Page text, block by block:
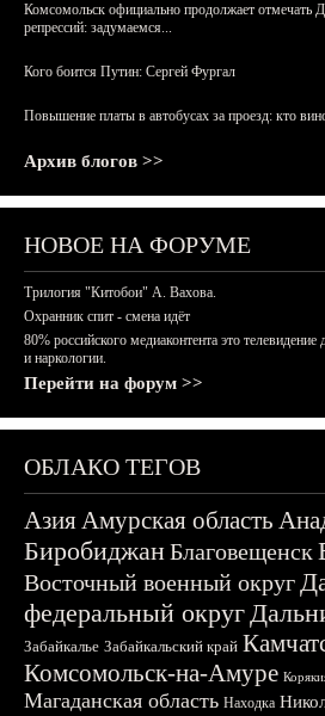
Комсомольск официально продолжает отмечать
репрессий: задумаемся...
Кого боится Путин: Сергей Фургал
Повышение платы в автобусах за проезд: кто
Архив блогов >>
НОВОЕ НА ФОРУМЕ
Трилогия "Китобои" А. Вахова.
Охранник спит - смена идёт
80% российского медиаконтента это телевидение
и наркологии.
Перейти на форум >>
ОБЛАКО ТЕГОВ
АзияАмурская область
БиробиджанБлаговещенск
Восточный военный округ
федеральный округ
Забайкалье Забайкальский край
Комсомольск-на-Амуре
Магаданская область Находка